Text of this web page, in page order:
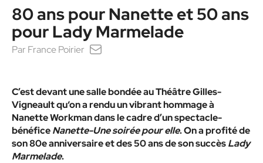
80 ans pour Nanette et 50 ans
pour Lady Marmelade
Par France Poirier
C’est devant une salle bondée au Théâtre Gilles-
Vigneault qu‘on a rendu un vibrant hommage à
Nanette Workman dans le cadre d’un spectacle-
bénéficeNanette-Une soirée pour elle. On a profité de
son 80e anniversaire et des 50 ans de son succèsLady
Marmelade.